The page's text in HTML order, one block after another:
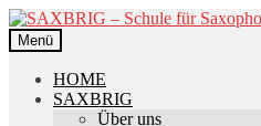
Zur
Navigation
springen
Zum
Inhalt
springen
Menü
HOME
SAXBRIG
Über uns